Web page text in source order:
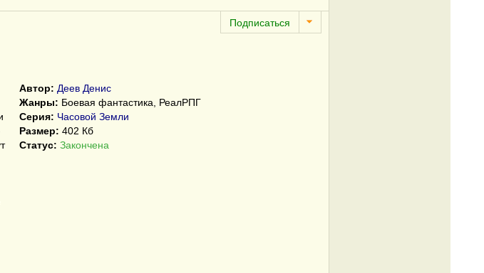
Автор: Деев Денис
Жанры: Боевая фантастика, РеалРПГ
Серия: Часовой Земли
Размер: 402 Кб
Статус: Закончена